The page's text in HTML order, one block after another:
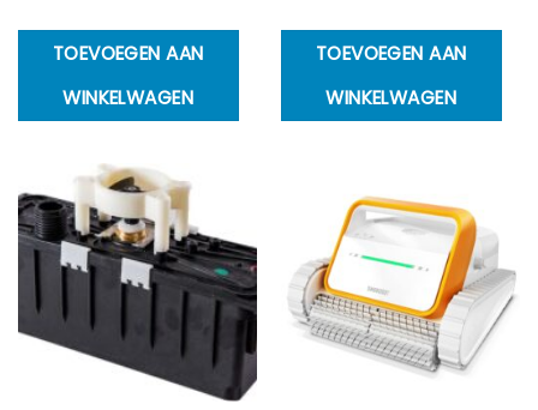
TOEVOEGEN AAN
WINKELWAGEN
TOEVOEGEN AAN
WINKELWAGEN